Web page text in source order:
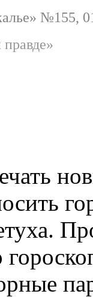
№155,